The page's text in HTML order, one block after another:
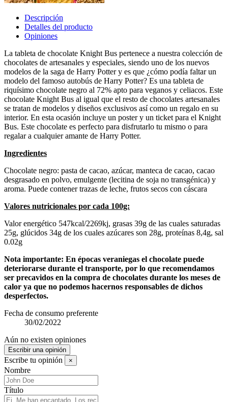
Descripción
Detalles del producto
Opiniones
La tableta de chocolate Knight Bus pertenece a nuestra colección de
chocolates de artesanales y especiales, siendo uno de los nuevos
modelos de la saga de Harry Potter y es que ¿cómo podía faltar un
modelo del famoso autobús de Harry Potter? Es una tableta de
riquísimo chocolate negro al 72% apto para veganos y celiacos. Este
chocolate Knight Bus al igual que el resto de chocolates artesanales
se tratan de modelos y diseños exclusivos así como un regalo en su
interior. En esta ocasión incluye un poster y un ticket para el Knight
Bus. Este chocolate es perfecto para disfrutarlo tu mismo o para
regalar a cualquier amante de Harry Potter.
Ingredientes
Chocolate negro: pasta de cacao, azúcar, manteca de cacao, cacao
desgrasado en polvo, emulgente (lecitina de soja no transgénica) y
aroma. Puede contener trazas de leche, frutos secos con cáscara
Valores nutricionales por cada 100g:
Valor energético 547kcal/2269kj, grasas 39g de las cuales saturadas
25g, glúcidos 34g de los cuales azúcares son 28g, proteínas 8,4g, sal
0.02g
Nota importante: En épocas veraniegas el chocolate puede
deteriorarse durante el transporte, por lo que recomendamos
ser precavidos en la compra de chocolates durante los meses de
calor ya que no podemos hacernos responsables de dichos
desperfectos.
Fecha de consumo preferente
30/02/2022
Aún no existen opiniones
Escribir una opinión
Escribe tu opinión ×
Nombre
Título